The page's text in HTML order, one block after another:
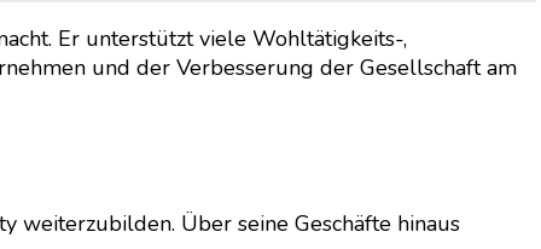
Er unterstützt viele Wohltätigkeits-,
und der Verbesserung der Gesellschaft am
weiterzubilden. Über seine Geschäfte hinaus